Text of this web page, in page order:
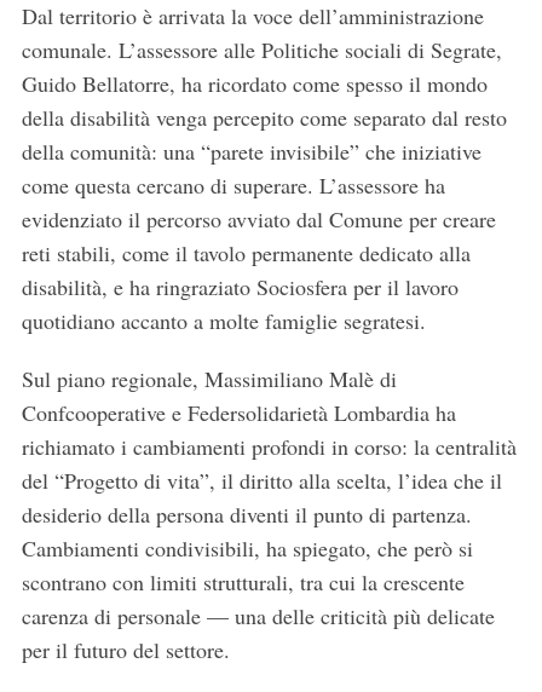
Dal territorio è arrivata la voce dell’amministrazione
comunale. L’assessore alle Politiche sociali di Segrate,
Guido Bellatorre, ha ricordato come spesso il mondo
della disabilità venga percepito come separato dal resto
della comunità: una “parete invisibile” che iniziative
come questa cercano di superare. L’assessore ha
evidenziato il percorso avviato dal Comune per creare
reti stabili, come il tavolo permanente dedicato alla
disabilità, e ha ringraziato Sociosfera per il lavoro
quotidiano accanto a molte famiglie segratesi.
Sul piano regionale, Massimiliano Malè di
Confcooperative e Federsolidarietà Lombardia ha
richiamato i cambiamenti profondi in corso: la centralità
del “Progetto di vita”, il diritto alla scelta, l’idea che il
desiderio della persona diventi il punto di partenza.
Cambiamenti condivisibili, ha spiegato, che però si
scontrano con limiti strutturali, tra cui la crescente
carenza di personale — una delle criticità più delicate
per il futuro del settore.